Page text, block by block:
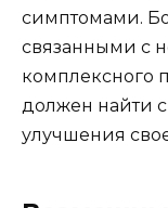
симптомами.
связанными с
комплексного
должен найти
улучшения